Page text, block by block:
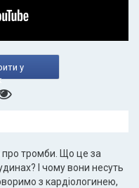
у
про тромби. Що це за
І чому вони несуть
з кардіологинею,